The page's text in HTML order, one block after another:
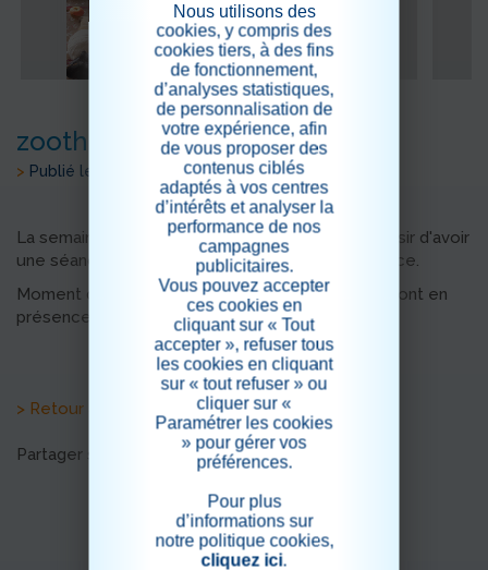
zoothérapie
> Publié le 12/10/2022
La semaine dernière , nos résidents ont eu le plaisir d'avoir
une séance de zoothérapie au sein de la résidence.
Moment de bonheur ,comme souvent lorsqu'ils sont en
présence d'animaux.
> Retour aux actualités
Partager sur les réseaux sociaux
Nous utilisons des
cookies, y compris des
cookies tiers, à des fins
de fonctionnement,
d’analyses statistiques,
de personnalisation de
votre expérience, afin
de vous proposer des
contenus ciblés
adaptés à vos centres
d’intérêts et analyser la
performance de nos
campagnes
publicitaires.
Vous pouvez accepter
ces cookies en
cliquant sur « Tout
accepter », refuser tous
les cookies en cliquant
sur « tout refuser » ou
cliquer sur «
Paramétrer les cookies
» pour gérer vos
préférences.
Pour plus
d’informations sur
notre politique cookies,
cliquez ici.